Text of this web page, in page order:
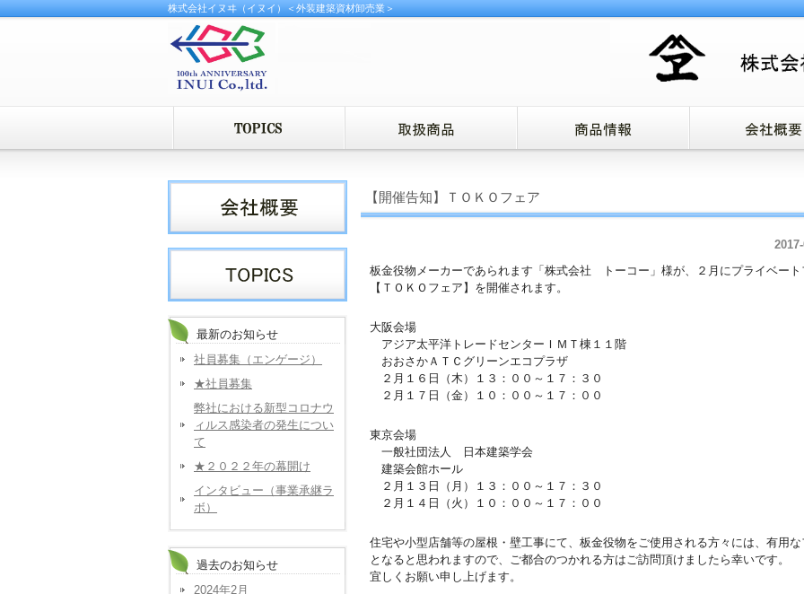
株式会社イヌヰ（イヌイ）＜外装建築資材卸売業＞
【開催告知】ＴＯＫＯフェア
板金役物メーカーであられます「株式会社 トーコー」様が、２月にプライベート
【ＴＯＫＯフェア】を開催されます。
大阪会場
アジア太平洋トレードセンターＩＭＴ棟１１階
おおさかＡＴＣグリーンエコプラザ
２月１６日（木）１３：００～１７：３０
２月１７日（金）１０：００～１７：００
東京会場
一般社団法人 日本建築学会
建築会館ホール
２月１３日（月）１３：００～１７：３０
２月１４日（火）１０：００～１７：００
住宅や小型店舗等の屋根・壁工事にて、板金役物をご使用される方々には、有用な
となると思われますので、ご都合のつかれる方はご訪問頂けましたら幸いです。
宜しくお願い申し上げます。
最新のお知らせ
社員募集（エンゲージ）
★社員募集
弊社における新型コロナウ
ィルス感染者の発生につい
て
★２０２２年の幕開け
インタビュー（事業承継ラ
ボ）
過去のお知らせ
2024年2月